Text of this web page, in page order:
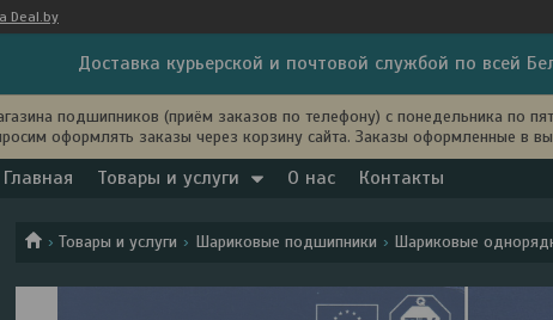
Deal.by
Доставка курьерской и почтовой службой по всей
подшипников (приём заказов по телефону) с понедельника по
оформлять заказы через корзину сайта. Заказы оформленные в
Главная Товары и услуги О нас Контакты
Товары и услуги Шариковые подшипники Шариковые